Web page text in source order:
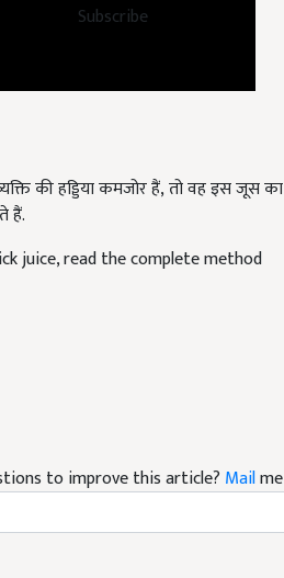
Subscribe
की हड्डिया कमजोर हैं, तो वह इस जूस का
हैं.
juice, read the complete method
to improve this article?